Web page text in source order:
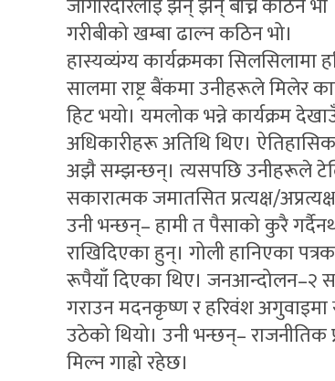
जागीरदारलाई झन् झन् बाँच्नै कठिन भो
गरीबीको खम्बा ढाल्न कठिन भो।
हास्यव्यंग्य कार्यक्रमका
सालमा राष्ट्र बैंकमा उनीहरूले मिलेर
हिट भयो। यमलोक भन्ने कार्यक्रम
अधिकारीहरू अतिथि थिए।
अझै सम्झन्छन्। त्यसपछि उनीहरूले
सकारात्मक जमातसित प्रत्यक्ष/
उनी भन्छन्– हामी त पैसाको कुरै
राखिदिएका हुन्। गोली हानिएका
रूपैयाँ दिएका थिए। जनआन्दोलन–२
गराउन मदनकृष्ण र हरिवंश
उठेको थियो। उनी भन्छन्– राजनीतिक
मिल्न गाह्रो रहेछ।